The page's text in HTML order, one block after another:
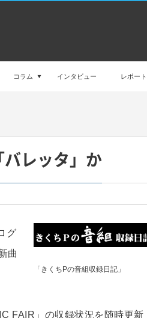
コラム インタビュー レポート
レッタ」か
「きくちPの音組収録日記」
グ
曲
FAIR」の収録状況を随時更新